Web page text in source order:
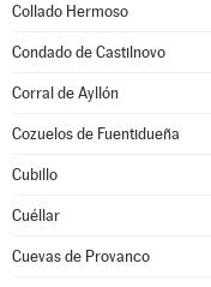
Collado Hermoso
Condado de Castilnovo
Corral de Ayllón
Cozuelos de Fuentidueña
Cubillo
Cuéllar
Cuevas de Provanco